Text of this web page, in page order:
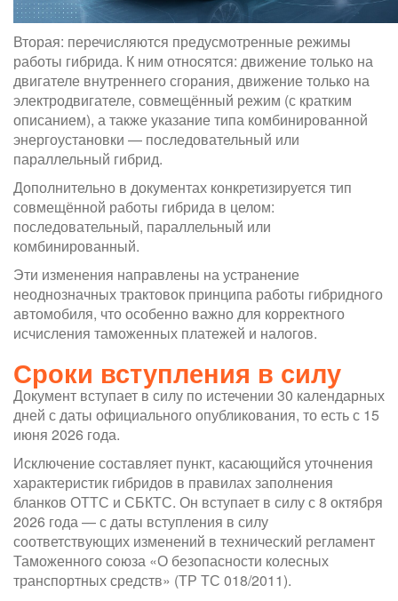
Вторая: перечисляются предусмотренные режимы
работы гибрида. К ним относятся: движение только на
двигателе внутреннего сгорания, движение только на
электродвигателе, совмещённый режим (с кратким
описанием), а также указание типа комбинированной
энергоустановки — последовательный или
параллельный гибрид.
Дополнительно в документах конкретизируется тип
совмещённой работы гибрида в целом:
последовательный, параллельный или
комбинированный.
Эти изменения направлены на устранение
неоднозначных трактовок принципа работы гибридного
автомобиля, что особенно важно для корректного
исчисления таможенных платежей и налогов.
Сроки вступления в силу
Документ вступает в силу по истечении 30 календарных
дней с даты официального опубликования, то есть с 15
июня 2026 года.
Исключение составляет пункт, касающийся уточнения
характеристик гибридов в правилах заполнения
бланков ОТТС и СБКТС. Он вступает в силу с 8 октября
2026 года — с даты вступления в силу
соответствующих изменений в технический регламент
Таможенного союза «О безопасности колесных
транспортных средств» (ТР ТС 018/2011).